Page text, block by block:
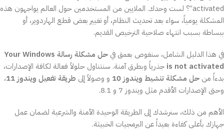
activated”؟ لست وحدك. الملايين من المستخدمين حول العالم يواجهون هذه
المشكلة يومياً، سواء بعد تحديث النظام، أو تغيير بعض قطع الهاردوير، أو
ببساطة بسبب انتهاء صلاحية الترخيص القديم.
في هذا الدليل الشامل، سنغوص بعمق في
حل مشكلة رسالة Your Windows
is not activated جذرياً وبطرق آمنة. سنتناول حلولاً فعالة لكافة الإصدارات،
بدءاً من حل مشكلة تنشيط ويندوز 10 و وصولاً إلى طريقة تفعيل ويندوز 11
،
وحتى الإصدارات الأقدم مثل ويندوز 7 و 8.1.
الأهم من ذلك، سنرشدك إلى الطريقة الوحيدة الآمنة والشرعية لضمان عمل
جهازك بأعلى كفاءة بعيداً عن البرمجيات الخبيثة.